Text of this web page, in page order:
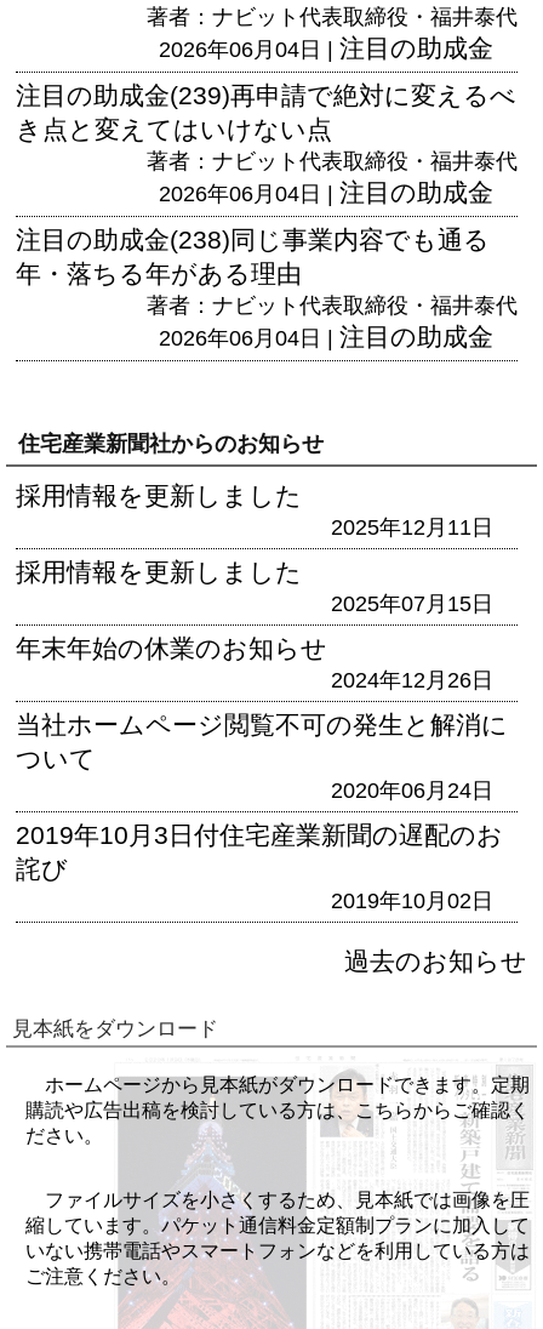
著者：ナビット代表取締役・福井泰代
2026年06月04日 | 注目の助成金
注目の助成金(239)再申請で絶対に変えるべ
き点と変えてはいけない点
著者：ナビット代表取締役・福井泰代
2026年06月04日 | 注目の助成金
注目の助成金(238)同じ事業内容でも通る
年・落ちる年がある理由
著者：ナビット代表取締役・福井泰代
2026年06月04日 | 注目の助成金
住宅産業新聞社からのお知らせ
採用情報を更新しました
2025年12月11日
採用情報を更新しました
2025年07月15日
年末年始の休業のお知らせ
2024年12月26日
当社ホームページ閲覧不可の発生と解消に
ついて
2020年06月24日
2019年10月3日付住宅産業新聞の遅配のお
詫び
2019年10月02日
過去のお知らせ
見本紙をダウンロード
ホームページから見本紙がダウンロードできます。定期
購読や広告出稿を検討している方は、こちらからご確認く
ださい。
ファイルサイズを小さくするため、見本紙では画像を圧
縮しています。パケット通信料金定額制プランに加入して
いない携帯電話やスマートフォンなどを利用している方は
ご注意ください。